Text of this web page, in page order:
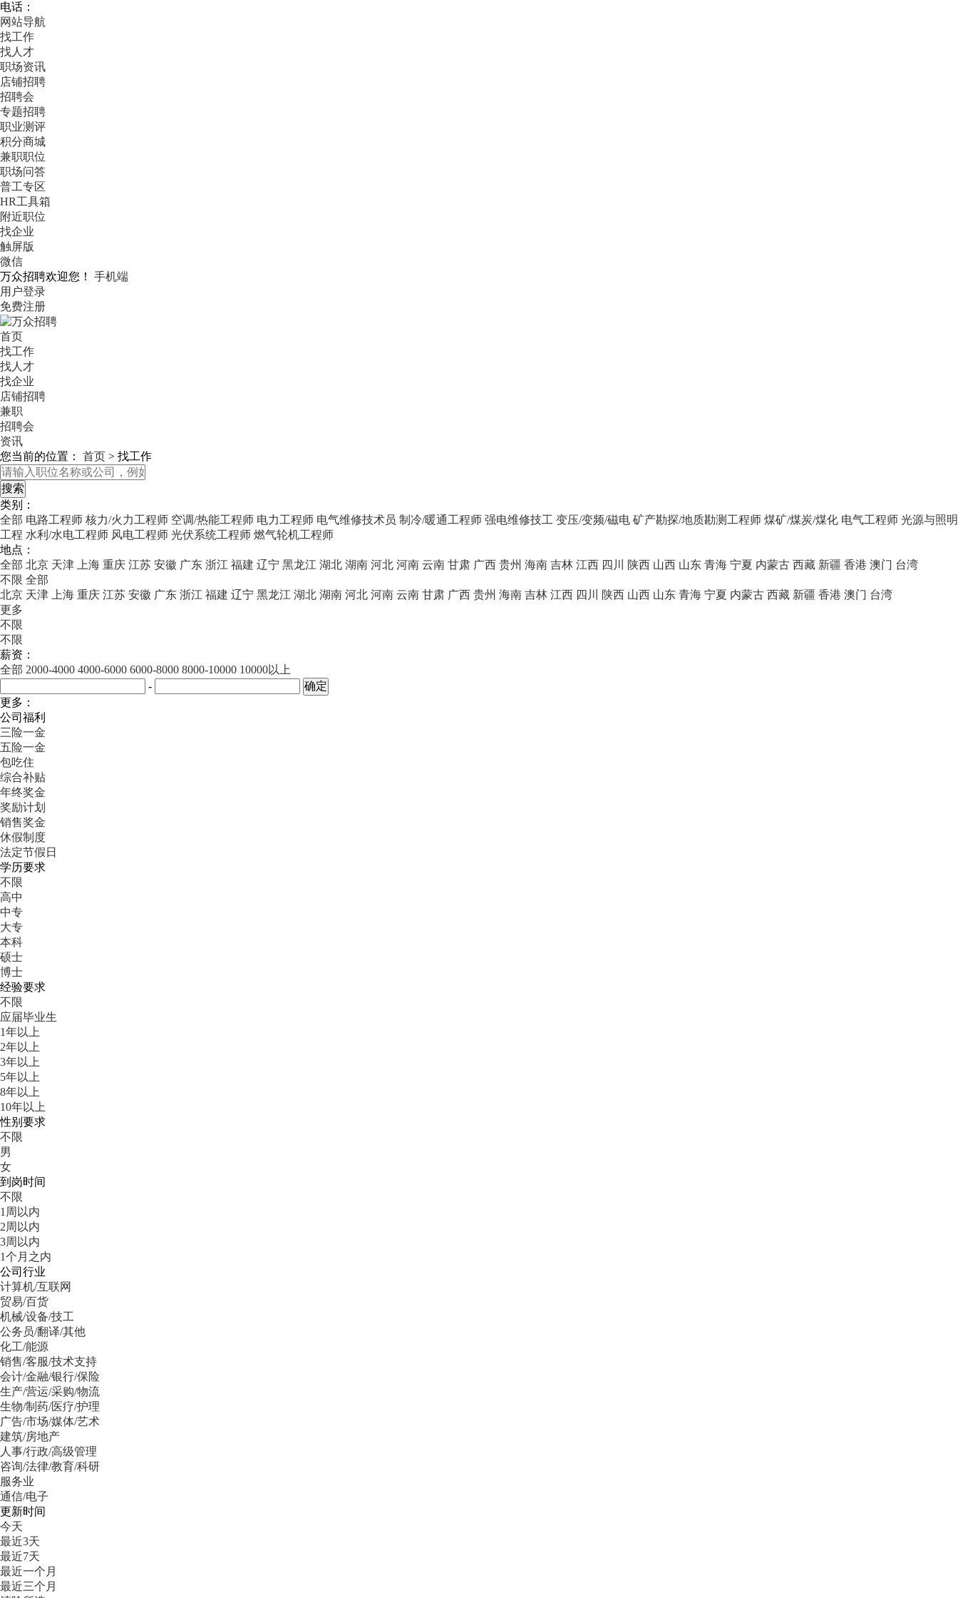
电话：
网站导航
找工作
找人才
职场资讯
店铺招聘
招聘会
专题招聘
职业测评
积分商城
兼职职位
职场问答
普工专区
HR工具箱
附近职位
找企业
触屏版
微信
万众招聘欢迎您！
手机端
用户登录
免费注册
首页
找工作
找人才
找企业
店铺招聘
兼职
招聘会
资讯
您当前的位置： 首页 > 找工作
类别：
全部 电路工程师 核力/火力工程师 空调/热能工程师 电力工程师 电气维修技术员 制冷/暖通工程师 强电维修技工 变压/变频/磁电 矿产勘探/地质勘测工程师 煤矿/煤炭/煤化 电气工程师 光源与照明
工程 水利/水电工程师 风电工程师 光伏系统工程师 燃气轮机工程师
地点：
全部 北京 天津 上海 重庆 江苏 安徽 广东 浙江 福建 辽宁 黑龙江 湖北 湖南 河北 河南 云南 甘肃 广西 贵州 海南 吉林 江西 四川 陕西 山西 山东 青海 宁夏 内蒙古 西藏 新疆 香港 澳门 台湾
不限 全部
北京 天津 上海 重庆 江苏 安徽 广东 浙江 福建 辽宁 黑龙江 湖北 湖南 河北 河南 云南 甘肃 广西 贵州 海南 吉林 江西 四川 陕西 山西 山东 青海 宁夏 内蒙古 西藏 新疆 香港 澳门 台湾
更多
不限
不限
薪资：
全部 2000-4000 4000-6000 6000-8000 8000-10000 10000以上
-
更多：
公司福利
三险一金
五险一金
包吃住
综合补贴
年终奖金
奖励计划
销售奖金
休假制度
法定节假日
学历要求
不限
高中
中专
大专
本科
硕士
博士
经验要求
不限
应届毕业生
1年以上
2年以上
3年以上
5年以上
8年以上
10年以上
性别要求
不限
男
女
到岗时间
不限
1周以内
2周以内
3周以内
1个月之内
公司行业
计算机/互联网
贸易/百货
机械/设备/技工
公务员/翻译/其他
化工/能源
销售/客服/技术支持
会计/金融/银行/保险
生产/营运/采购/物流
生物/制药/医疗/护理
广告/市场/媒体/艺术
建筑/房地产
人事/行政/高级管理
咨询/法律/教育/科研
服务业
通信/电子
更新时间
今天
最近3天
最近7天
最近一个月
最近三个月